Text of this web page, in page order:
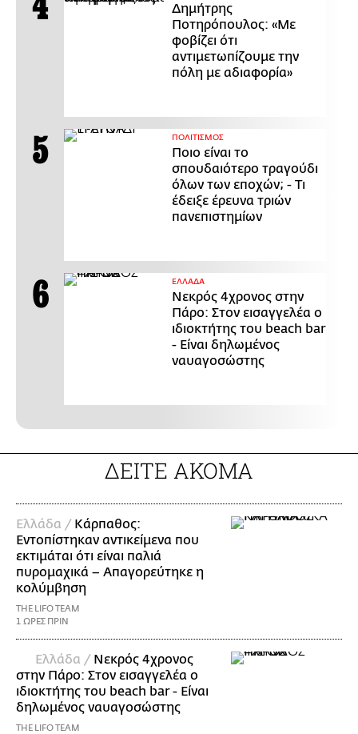
Δημήτρης
Ποτηρόπουλος: «Με
φοβίζει ότι
αντιμετωπίζουμε την
πόλη με αδιαφορία»
ΠΟΛΙΤΙΣΜΟΣ
Ποιο είναι το
σπουδαιότερο τραγούδι
όλων των εποχών; - Τι
έδειξε έρευνα τριών
πανεπιστημίων
ΕΛΛΑΔΑ
Νεκρός 4χρονος στην
Πάρο: Στον εισαγγελέα ο
ιδιοκτήτης του beach bar
- Είναι δηλωμένος
ναυαγοσώστης
ΔΕΙΤΕ ΑΚΟΜΑ
Ελλάδα / Κάρπαθος:
Εντοπίστηκαν αντικείμενα που
εκτιμάται ότι είναι παλιά
πυρομαχικά – Απαγορεύτηκε η
κολύμβηση
THE LIFO TEAM
1 ΩΡΕΣ ΠΡΙΝ
Ελλάδα / Νεκρός 4χρονος
στην Πάρο: Στον εισαγγελέα ο
ιδιοκτήτης του beach bar - Είναι
δηλωμένος ναυαγοσώστης
THE LIFO TEAM